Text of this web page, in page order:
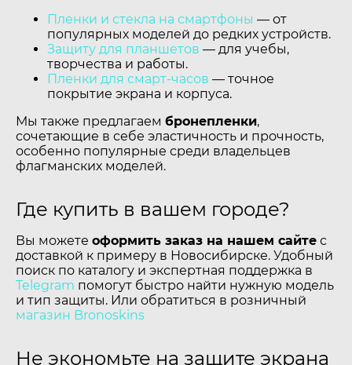
Пленки и стекла на смартфоны — от
популярных моделей до редких устройств.
Защиту для планшетов — для учебы,
творчества и работы.
Пленки для смарт-часов — точное
покрытие экрана и корпуса.
Мы также предлагаем бронепленки,
сочетающие в себе эластичность и прочность,
особенно популярные среди владельцев
флагманских моделей.
Где купить в вашем городе?
Вы можете оформить заказ на нашем сайте с
доставкой к примеру в Новосибирске. Удобный
поиск по каталогу и экспертная поддержка в
Telegram помогут быстро найти нужную модель
и тип защиты. Или обратиться в розничный
магазин Bronoskins
Не экономьте на защите экрана